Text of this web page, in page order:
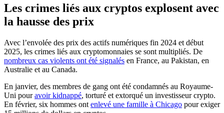
Les crimes liés aux cryptos explosent avec
la hausse des prix
Avec l’envolée des prix des actifs numériques fin 2024 et début
2025, les crimes liés aux cryptomonnaies se sont multipliés. De
nombreux cas violents ont été signalés en France, au Pakistan, en
Australie et au Canada.
En janvier, des membres de gang ont été condamnés au Royaume-
Uni pouravoir kidnappé, torturé et extorqué un investisseur crypto.
En février, six hommes ont enlevé une famille à Chicago pour exiger